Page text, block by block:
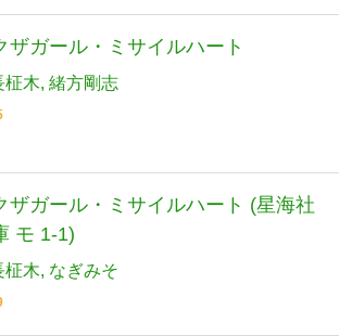
ザガール・ミサイルハート
柾木 緒方剛志
ザガール・ミサイルハート (星海社
モ 1-1)
柾木 なぎみそ